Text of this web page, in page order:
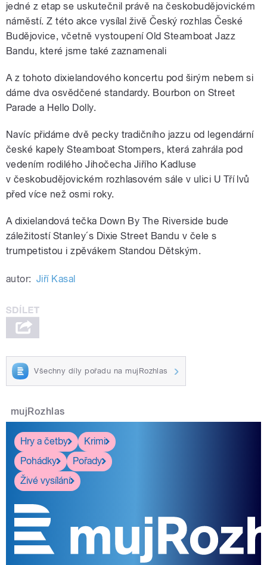
jedné z etap se uskutečnil právě na českobudějovickém
náměstí. Z této akce vysílal živě Český rozhlas České
Budějovice, včetně vystoupení Old Steamboat Jazz
Bandu, které jsme také zaznamenali
A z tohoto dixielandového koncertu pod širým nebem si
dáme dva osvědčené standardy. Bourbon on Street
Parade a Hello Dolly.
Navíc přidáme dvě pecky tradičního jazzu od legendární
české kapely Steamboat Stompers, která zahrála pod
vedením rodilého Jihočecha Jiřího Kadluse
v českobudějovickém rozhlasovém sále v ulici U Tří lvů
před více než osmi roky.
A dixielandová tečka Down By The Riverside bude
záležitostí Stanley´s Dixie Street Bandu v čele s
trumpetistou i zpěvákem Standou Dětským.
autor: Jiří Kasal
Všechny díly pořadu na mujRozhlas
mujRozhlas
Hry a četby
Krimi
Pohádky
Pořady
Živé vysílání